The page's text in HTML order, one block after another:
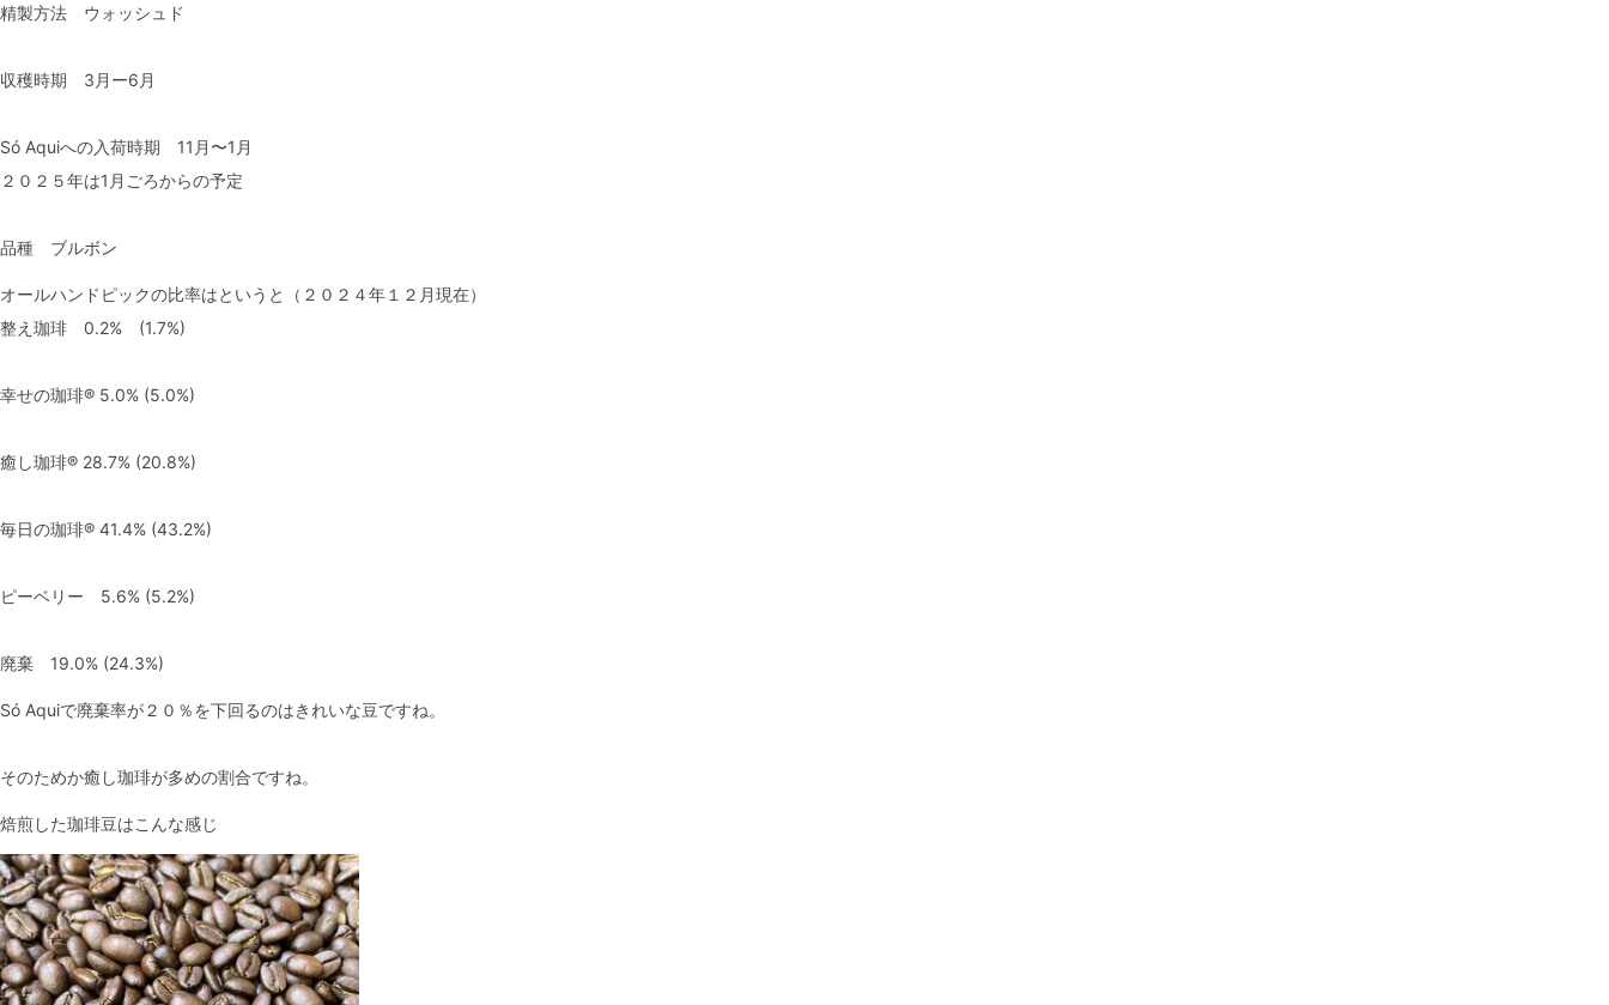
精製方法 ウォッシュド
収穫時期 3月ー6月
Só Aquiへの入荷時期 11月〜1月
２０２５年は1月ごろからの予定
品種 ブルボン
オールハンドピックの比率はというと（２０２４年１２月現在）
整え珈琲 0.2% (1.7%)
幸せの珈琲® 5.0% (5.0%)
癒し珈琲® 28.7% (20.8%)
毎日の珈琲® 41.4% (43.2%)
ピーベリー 5.6% (5.2%)
廃棄 19.0% (24.3%)
Só Aquiで廃棄率が２０％を下回るのはきれいな豆ですね。
そのためか癒し珈琲が多めの割合ですね。
焙煎した珈琲豆はこんな感じ